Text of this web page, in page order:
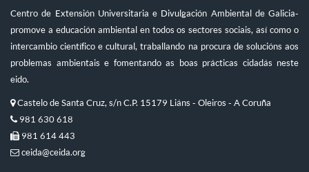
Centro de Extensión Universitaria e Divulgación Ambiental de Galicia-
promove a educación ambiental en todos os sectores sociais, así como o
intercambio científico e cultural, traballando na procura de solucións aos
problemas ambientais e fomentando as boas prácticas cidadás neste
eido.
Castelo de Santa Cruz, s/n C.P. 15179 Liáns - Oleiros - A Coruña
981 630 618
981 614 443
ceida@ceida.org